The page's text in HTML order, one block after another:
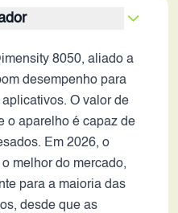
8050, aliado a
desempenho para
O valor de
o aparelho é capaz de
Em 2026, o
melhor do mercado,
para a maioria das
desde que as